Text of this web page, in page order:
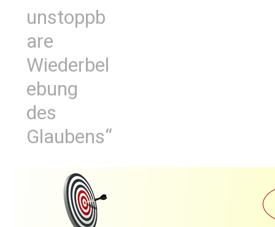
unstoppb
are
Wiederbel
ebung
des
Glaubens“